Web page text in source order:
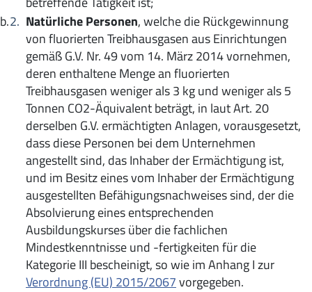
Natürliche Personen, welche die Rückgewinnung
von fluorierten Treibhausgasen aus Einrichtungen
gemäß G.V. Nr. 49 vom 14. März 2014 vornehmen,
deren enthaltene Menge an fluorierten
Treibhausgasen weniger als 3 kg und weniger als 5
Tonnen CO2-Äquivalent beträgt, in laut Art. 20
derselben G.V. ermächtigten Anlagen, vorausgesetzt,
dass diese Personen bei dem Unternehmen
angestellt sind, das Inhaber der Ermächtigung ist,
und im Besitz eines vom Inhaber der Ermächtigung
ausgestellten Befähigungsnachweises sind, der die
Absolvierung eines entsprechenden
Ausbildungskurses über die fachlichen
Mindestkenntnisse und -fertigkeiten für die
Kategorie III bescheinigt, so wie im Anhang I zur
Verordnung (EU) 2015/2067vorgegeben.